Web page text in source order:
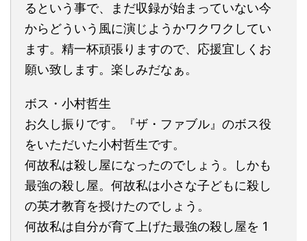
るという事で、まだ収録が始まっていない今
からどういう風に演じようかワクワクしてい
ます。精一杯頑張りますので、応援宜しくお
願い致します。楽しみだなぁ。
ボス・小村哲生
お久し振りです。『ザ・ファブル』のボス役
をいただいた小村哲生です。
何故私は殺し屋になったのでしょう。しかも
最強の殺し屋。何故私は小さな子どもに殺し
の英才教育を授けたのでしょう。
何故私は自分が育て上げた最強の殺し屋を 1